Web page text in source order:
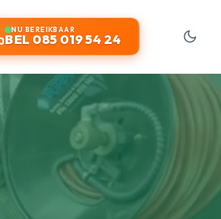
NU BEREIKBAAR
BEL 085 019 54 24